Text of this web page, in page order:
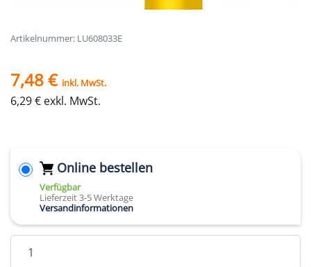
Artikelnummer: LU608033E
7,48 € inkl. MwSt.
6,29 € exkl. MwSt.
Online bestellen
Verfügbar
Lieferzeit 3-5 Werktage
Versandinformationen